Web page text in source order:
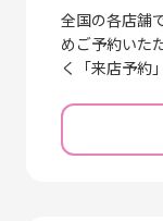
全国の各店舗
めご予約いた
く「来店予約